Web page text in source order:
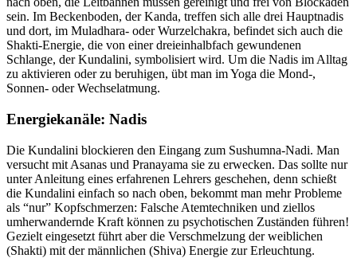
sein. Im Beckenboden, der Kanda, treffen sich alle drei Hauptnadis
und dort, im Muladhara- oder Wurzelchakra, befindet sich auch die
Shakti-Energie, die von einer dreieinhalbfach gewundenen
Schlange, der Kundalini, symbolisiert wird. Um die Nadis im Alltag
zu aktivieren oder zu beruhigen, übt man im Yoga die Mond-,
Sonnen- oder Wechselatmung.
Energiekanäle: Nadis
Die Kundalini blockieren den Eingang zum Sushumna-Nadi. Man
versucht mit Asanas und Pranayama sie zu erwecken. Das sollte nur
unter Anleitung eines erfahrenen Lehrers geschehen, denn schießt
die Kundalini einfach so nach oben, bekommt man mehr Probleme
als “nur” Kopfschmerzen: Falsche Atemtechniken und ziellos
umherwandernde Kraft können zu psychotischen Zuständen führen!
Gezielt eingesetzt führt aber die Verschmelzung der weiblichen
(Shakti) mit der männlichen (Shiva) Energie zur Erleuchtung.